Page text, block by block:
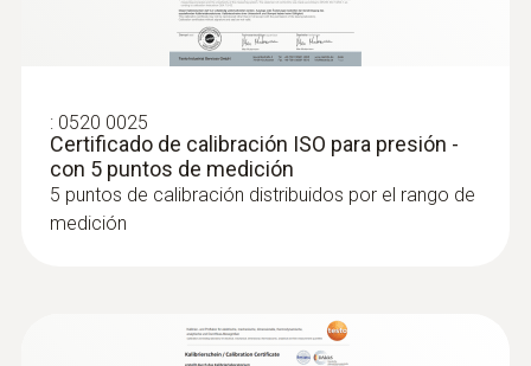
ambiental relativa y la temperatura del aire
en interiores incl. medición a largo plazo
: 0520 0025
Certificado de calibración ISO para presión -
con 5 puntos de medición
5 puntos de calibración distribuidos por el rango de
medición